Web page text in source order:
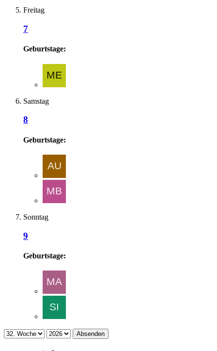
Freitag
7
Geburtstage:
Samstag
8
Geburtstage:
Sonntag
9
Geburtstage:
Absenden